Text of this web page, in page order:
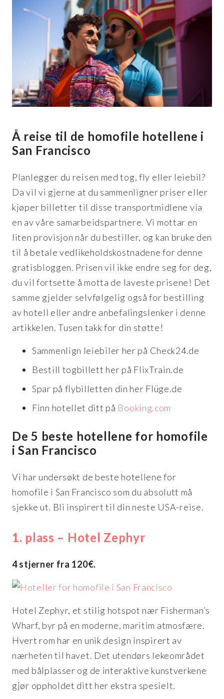
Å reise til de homofile hotellene i
San Francisco
Planlegger du reisen med tog, fly eller leiebil?
Da vil vi gjerne at du sammenligner priser eller
kjøper billetter til disse transportmidlene via
en av våre samarbeidspartnere. Vi mottar en
liten provisjon når du bestiller, og kan bruke den
til å betale vedlikeholdskostnadene for denne
gratisbloggen. Prisen vil ikke endre seg for deg,
du vil fortsette å motta de laveste prisene! Det
samme gjelder selvfølgelig også for bestilling
av hotell eller andre anbefalingslenker i denne
artikkelen. Tusen takk for din støtte!
Sammenlign leiebiler her på Check24.de
Bestill togbillett her på FlixTrain.de
Spar på flybilletten din her Flüge.de
Finn hotellet ditt på Booking.com
De 5 beste hotellene for homofile
i San Francisco
Vi har undersøkt de beste hotellene for
homofile i San Francisco som du absolutt må
sjekke ut. Bli inspirert til din neste USA-reise.
1. plass – Hotel Zephyr
4 stjerner fra 120€.
Hotel Zephyr, et stilig hotspot nær Fisherman’s
Wharf, byr på en moderne, maritim atmosfære.
Hvert rom har en unik design inspirert av
nærheten til havet. Det utendørs lekeområdet
med bålplasser og de interaktive kunstverkene
gjør oppholdet ditt her ekstra spesielt.